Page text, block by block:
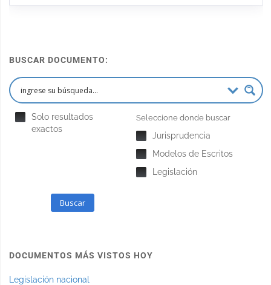
BUSCAR DOCUMENTO:
Solo resultados
exactos
Seleccione donde buscar
Jurisprudencia
Modelos de Escritos
Legislación
Buscar
DOCUMENTOS MÁS VISTOS HOY
Legislación nacional